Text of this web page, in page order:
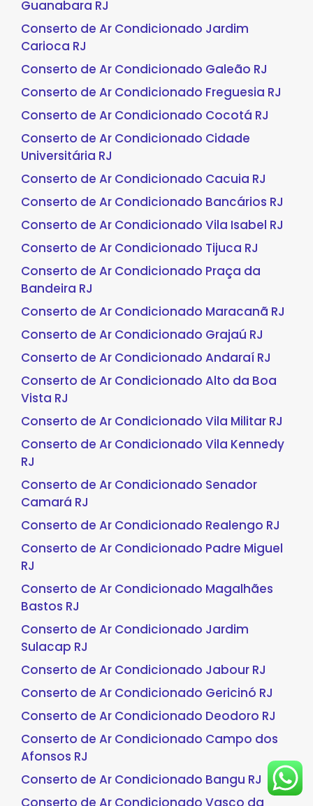
Guanabara RJ
Conserto de Ar Condicionado Jardim
Carioca RJ
Conserto de Ar Condicionado Galeão RJ
Conserto de Ar Condicionado Freguesia RJ
Conserto de Ar Condicionado Cocotá RJ
Conserto de Ar Condicionado Cidade
Universitária RJ
Conserto de Ar Condicionado Cacuia RJ
Conserto de Ar Condicionado Bancários RJ
Conserto de Ar Condicionado Vila Isabel RJ
Conserto de Ar Condicionado Tijuca RJ
Conserto de Ar Condicionado Praça da
Bandeira RJ
Conserto de Ar Condicionado Maracanã RJ
Conserto de Ar Condicionado Grajaú RJ
Conserto de Ar Condicionado Andaraí RJ
Conserto de Ar Condicionado Alto da Boa
Vista RJ
Conserto de Ar Condicionado Vila Militar RJ
Conserto de Ar Condicionado Vila Kennedy
RJ
Conserto de Ar Condicionado Senador
Camará RJ
Conserto de Ar Condicionado Realengo RJ
Conserto de Ar Condicionado Padre Miguel
RJ
Conserto de Ar Condicionado Magalhães
Bastos RJ
Conserto de Ar Condicionado Jardim
Sulacap RJ
Conserto de Ar Condicionado Jabour RJ
Conserto de Ar Condicionado Gericinó RJ
Conserto de Ar Condicionado Deodoro RJ
Conserto de Ar Condicionado Campo dos
Afonsos RJ
Conserto de Ar Condicionado Bangu RJ
Conserto de Ar Condicionado Vasco da